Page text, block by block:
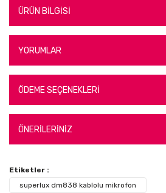
ÜRÜN BİLGİSİ
YORUMLAR
ÖDEME SEÇENEKLERİ
ÖNERİLERİNİZ
Etiketler :
superlux dm838 kablolu mikrofon